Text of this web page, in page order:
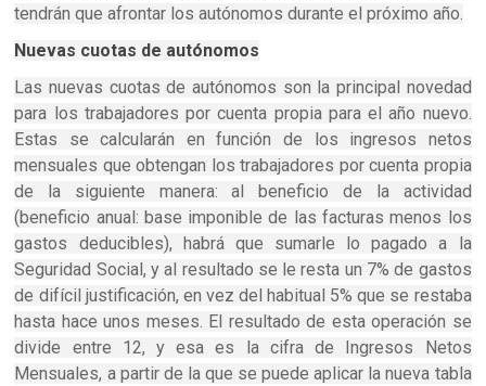
tendrán que afrontar los autónomos durante el próximo año.
Nuevas cuotas de autónomos
Las nuevas cuotas de autónomos son la principal novedad
para los trabajadores por cuenta propia para el año nuevo.
Estas se calcularán en función de los ingresos netos
mensuales que obtengan los trabajadores por cuenta propia
de la siguiente manera: al beneficio de la actividad
(beneficio anual: base imponible de las facturas menos los
gastos deducibles), habrá que sumarle lo pagado a la
Seguridad Social, y al resultado se le resta un 7% de gastos
de difícil justificación, en vez del habitual 5% que se restaba
hasta hace unos meses. El resultado de esta operación se
divide entre 12, y esa es la cifra de Ingresos Netos
Mensuales, a partir de la que se puede aplicar la nueva tabla